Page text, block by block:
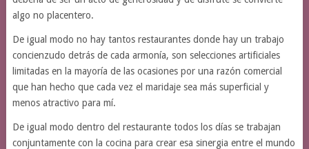
algo no placentero.
De igual modo no hay tantos restaurantes donde hay un trabajo
concienzudo detrás de cada armonía, son selecciones artificiales
limitadas en la mayoría de las ocasiones por una razón comercial
que han hecho que cada vez el maridaje sea más superficial y
menos atractivo para mí.
De igual modo dentro del restaurante todos los días se trabajan
conjuntamente con la cocina para crear esa sinergia entre el mundo